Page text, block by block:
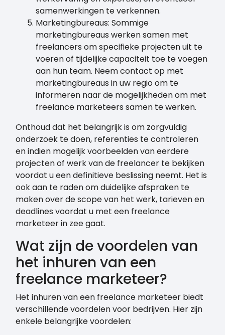
samenwerkingen te verkennen.
Marketingbureaus: Sommige
marketingbureaus werken samen met
freelancers om specifieke projecten uit te
voeren of tijdelijke capaciteit toe te voegen
aan hun team. Neem contact op met
marketingbureaus in uw regio om te
informeren naar de mogelijkheden om met
freelance marketeers samen te werken.
Onthoud dat het belangrijk is om zorgvuldig
onderzoek te doen, referenties te controleren
en indien mogelijk voorbeelden van eerdere
projecten of werk van de freelancer te bekijken
voordat u een definitieve beslissing neemt. Het is
ook aan te raden om duidelijke afspraken te
maken over de scope van het werk, tarieven en
deadlines voordat u met een freelance
marketeer in zee gaat.
Wat zijn de voordelen van
het inhuren van een
freelance marketeer?
Het inhuren van een freelance marketeer biedt
verschillende voordelen voor bedrijven. Hier zijn
enkele belangrijke voordelen: